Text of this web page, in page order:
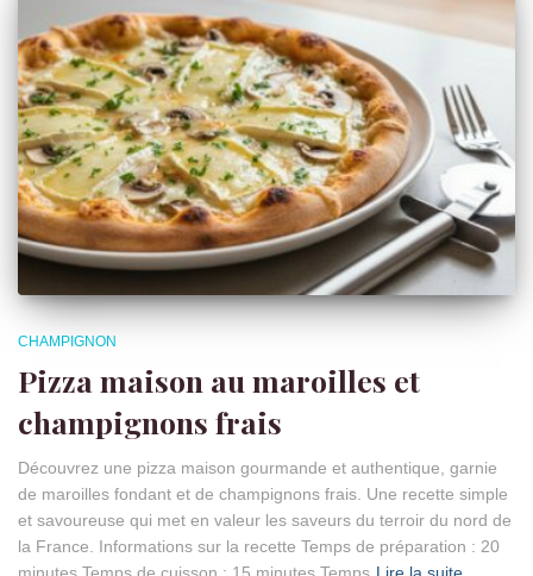
CHAMPIGNON
Pizza maison au maroilles et
champignons frais
Découvrez une pizza maison gourmande et authentique, garnie
de maroilles fondant et de champignons frais. Une recette simple
et savoureuse qui met en valeur les saveurs du terroir du nord de
la France. Informations sur la recette Temps de préparation : 20